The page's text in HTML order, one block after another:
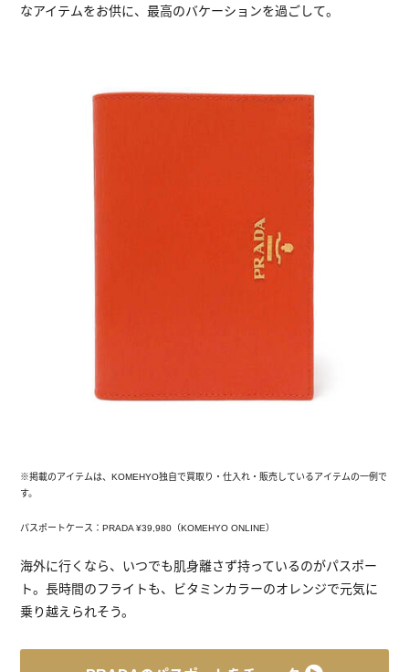
なアイテムをお供に、最高のバケーションを過ごして。
※掲載のアイテムは、KOMEHYO独自で買取り・仕入れ・販売しているアイテムの一例で
す。
パスポートケース：PRADA ¥39,980（KOMEHYO ONLINE）
海外に行くなら、いつでも肌身離さず持っているのがパスポー
ト。長時間のフライトも、ビタミンカラーのオレンジで元気に
乗り越えられそう。